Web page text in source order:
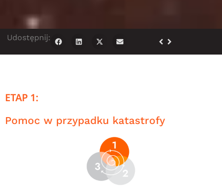
Udostępnij:
ETAP 1:
Pomoc w przypadku katastrofy